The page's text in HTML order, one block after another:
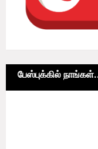
பேஸ்புக்கில்